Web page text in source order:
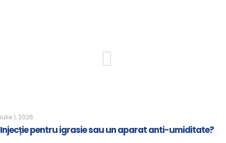
iulie 1, 2026
Injecție pentru igrasie sau un aparat anti-umiditate?